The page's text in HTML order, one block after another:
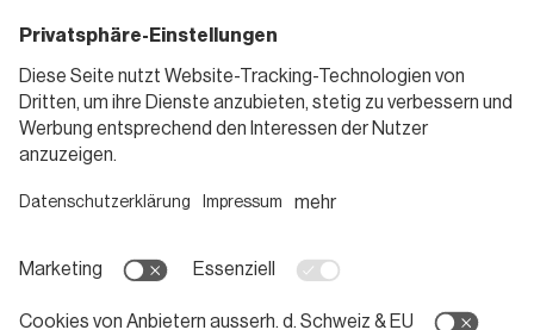
Gutscheine
Informieren
Teilnahmebedingungen
Pressemitteilungen
Karriere bei SPAR
Folge uns